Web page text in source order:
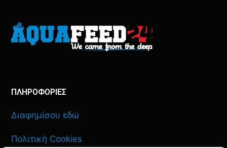
ΠΛΗΡΟΦΟΡΙΕΣ
Διαφημίσου εδώ
Πολιτική Cookies